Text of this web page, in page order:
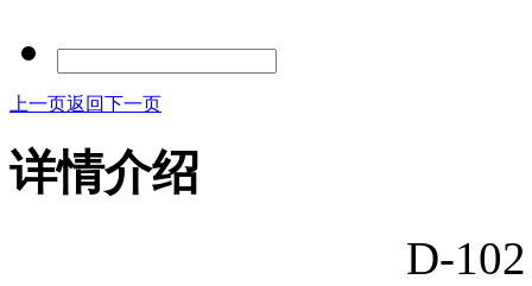
上一页返回下一页
详情介绍
D-